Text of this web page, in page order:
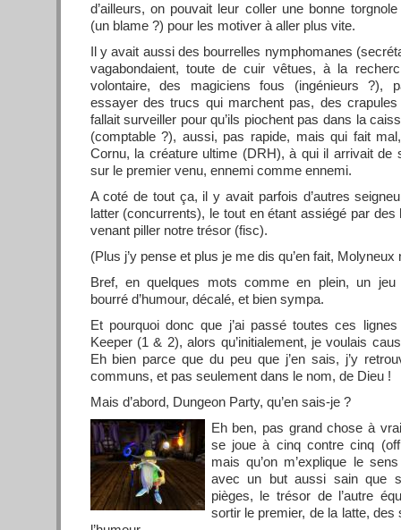
d’ailleurs, on pouvait leur coller une bonne torgnole
(un blame ?) pour les motiver à aller plus vite.
Il y avait aussi des bourrelles nymphomanes
vagabondaient, toute de cuir vêtues, à la
volontaire, des magiciens fous (ingénieurs ?),
essayer des trucs qui marchent pas, des crapules
fallait surveiller pour qu’ils piochent pas dans la
(comptable ?), aussi, pas rapide, mais qui fait
Cornu, la créature ultime (DRH), à qui il arrivait de
sur le premier venu, ennemi comme ennemi.
A coté de tout ça, il y avait parfois d’autres
latter (concurrents), le tout en étant assiégé par
venant piller notre trésor (fisc).
(Plus j’y pense et plus je me dis qu’en fait, Molyneux
Bref, en quelques mots comme en plein, un jeu
bourré d’humour, décalé, et bien sympa.
Et pourquoi donc que j’ai passé toutes ces
Keeper (1 & 2), alors qu’initialement, je voulais
Eh bien parce que du peu que j’en sais, j’y
communs, et pas seulement dans le nom, de Dieu !
Mais d’abord, Dungeon Party, qu’en sais-je ?
Eh ben, pas grand chose à
se joue à cinq contre cinq
mais qu’on m’explique le
avec un but aussi sain que
pièges, le trésor de l’autre
sortir le premier, de la latte,